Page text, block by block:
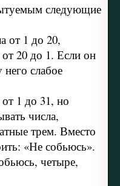
следующие
от 1 до 20,
20 до 1. Если он
него слабое
1 до 31, но
числа,
трем. Вместо
«Не собьюсь».
четыре,